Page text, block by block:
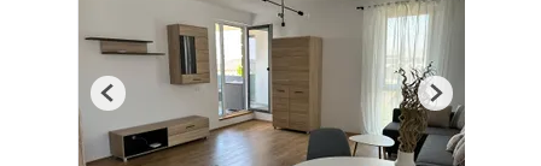
Previous Next